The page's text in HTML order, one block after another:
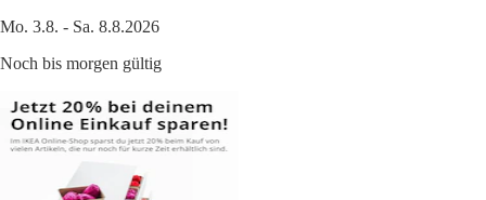
Mo. 3.8. - Sa. 8.8.2026
Noch bis morgen gültig